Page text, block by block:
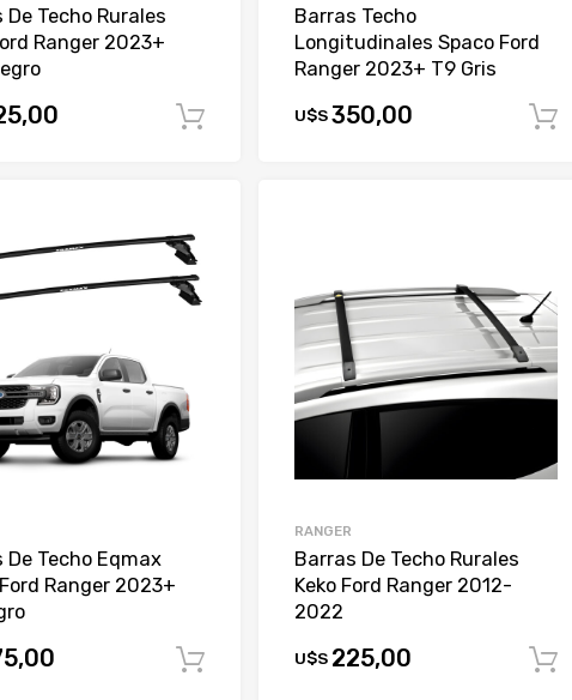
De Techo Rurales
Ranger 2023+
Comprar
Barras Techo
Longitudinales Spaco Ford
Ranger 2023+ T9 Gris
U$S350,00
De Techo Eqmax
Ranger 2023+
Comprar
RANGER
Barras De Techo Rurales
Keko Ford Ranger 2012-
2022
U$S 225,00